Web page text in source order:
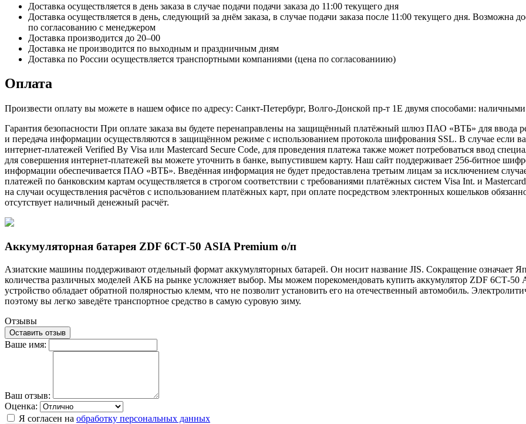
Доставка осуществляется в день заказа в случае подачи подачи заказа до 11:00 текущего дня
Доставка осуществляется в день, следующий за днём заказа, в случае подачи заказа после 11:00 текущего дня. Возможна
по согласованию с менеджером
Доставка производится до 20–00
Доставка не производится по выходным и праздничным дням
Доставка по России осуществляется транспортными компаниями (цена по согласованиию)
Оплата
Произвести оплату вы можете в нашем офисе по адресу: Санкт-Петербург, Волго-Донской пр-т 1Е двумя способами:
Гарантия безопасности При оплате заказа вы будете перенаправлены на защищённый платёжный шлюз ПАО «ВТБ» для
и передача информации осуществляются в защищённом режиме с использованием протокола шифрования SSL. В случае если
интернет-платежей Verified By Visa или Mastercard Secure Code, для проведения платежа также может потребоваться ввод
для совершения интернет-платежей вы можете уточнить в банке, выпустившем карту. Наш сайт поддерживает 256-битное
информации обеспечивается ПАО «ВТБ». Введённая информация не будет предоставлена третьим лицам за исключением
платежей по банковским картам осуществляется в строгом соответствии с требованиями платёжных систем Visa Int. и
на случаи осуществления расчётов с использованием платёжных карт, при оплате посредством электронных кошельков
отсутствует наличный денежный расчёт.
Аккумуляторная батарея ZDF 6СТ-50 ASIA Premium о/п
Азиатские машины поддерживают отдельный формат аккумуляторных батарей. Он носит название JIS. Сокращение означает
количества различных моделей АКБ на рынке усложняет выбор. Мы можем порекомендовать купить аккумулятор ZDF 6СТ-
устройство обладает обратной полярностью клемм, что не позволит установить его на отечественный автомобиль.
поэтому вы легко заведёте транспортное средство в самую суровую зиму.
Отзывы
Оставить отзыв
Ваше имя:
Ваш отзыв:
Оценка:
Я согласен на обработку персональных данных